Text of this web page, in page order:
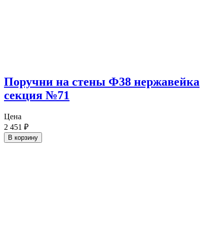
Поручни на стены Ф38 нержавейка
секция №71
Цена
2 451 ₽
В корзину